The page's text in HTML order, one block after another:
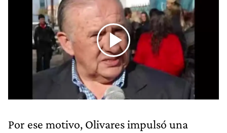
Por ese motivo, Olivares impulsó una